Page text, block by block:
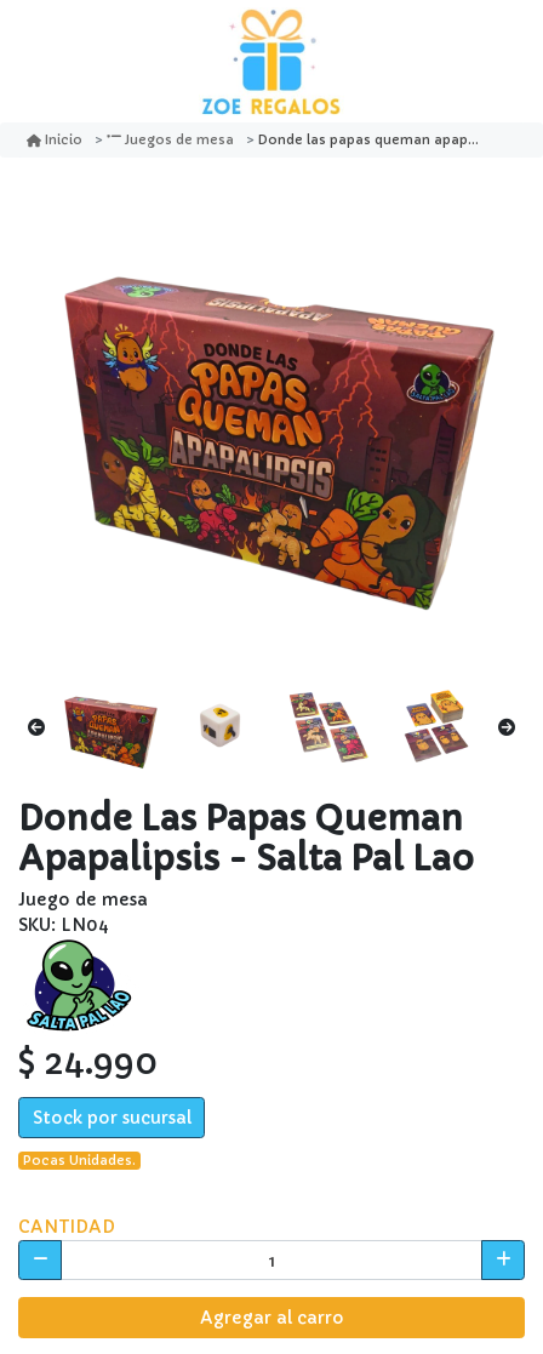
Inicio Juegos de mesa Donde las papas queman apapalipsis - salta pal lao
Donde Las Papas Queman
Apapalipsis - Salta Pal Lao
Juego de mesa
SKU: LN04
$ 24.990
Stock por sucursal
Pocas Unidades.
CANTIDAD
Agregar al carro